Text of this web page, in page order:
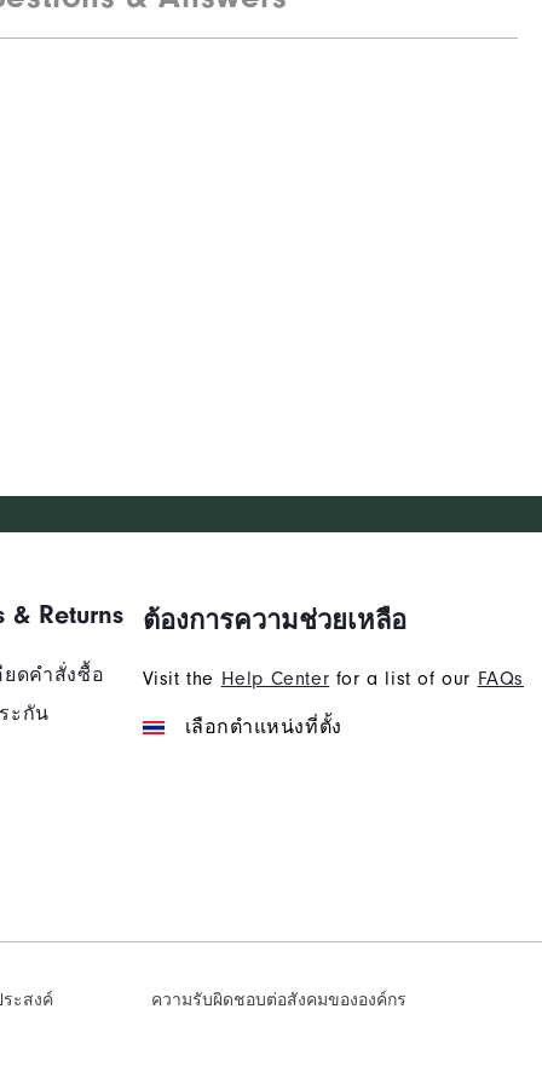
& Returns
ยดคำสั่งซื้อ
ะกัน
ต้องการความช่วยเหลือ
Visit the Help Center for a list of our FAQs
เลือกตำแหน่งที่ตั้ง
ะสงค์
ความรับผิดชอบต่อสังคมขององค์กร